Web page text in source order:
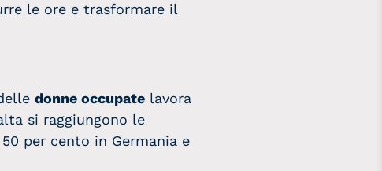
le ore e trasformare il
donne occupate lavora
si raggiungono le
per cento in Germania e